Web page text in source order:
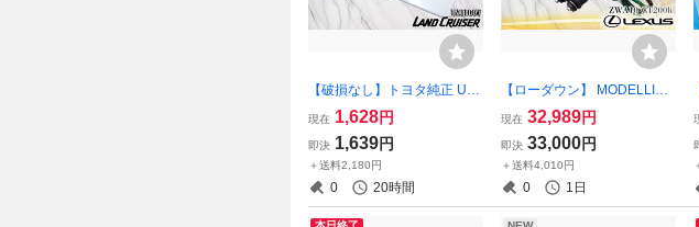
【破損なし】トヨタ純正 UZJ
100W ランドクルーザー ラン
クル マッドガード マッドフ
ラップ 泥除け フロント 左右
76622-60070 激安魔王
現在 1,628円
即決 1,639円
＋送料2,180円
0 20時間
【ローダウン】 MODELLIST
A モデリスタ LEXUS レクサ
ス ZWA10 CT200h ダウンサ
ス 一台分 サスペンション サ
スキット付 カスタム 足回り
現在 32,989円
即決 33,000円
＋送料4,010円
0 1日